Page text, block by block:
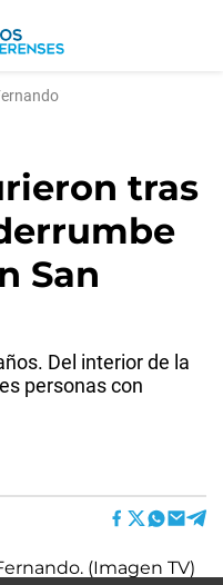
tras
San
Del interior de la
personas con